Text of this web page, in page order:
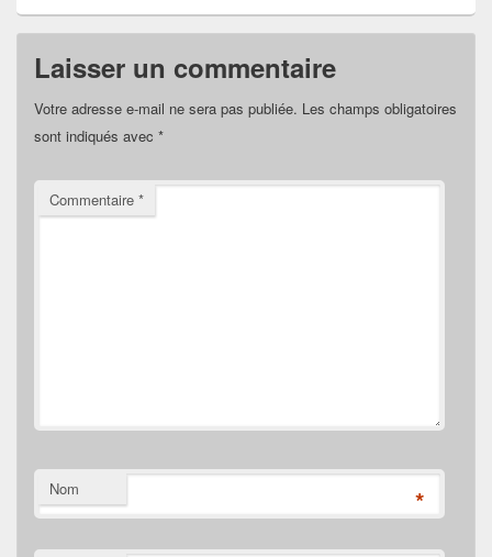
Laisser un commentaire
Votre adresse e-mail ne sera pas publiée. Les champs obligatoires
sont indiqués avec *
Commentaire *
Nom *